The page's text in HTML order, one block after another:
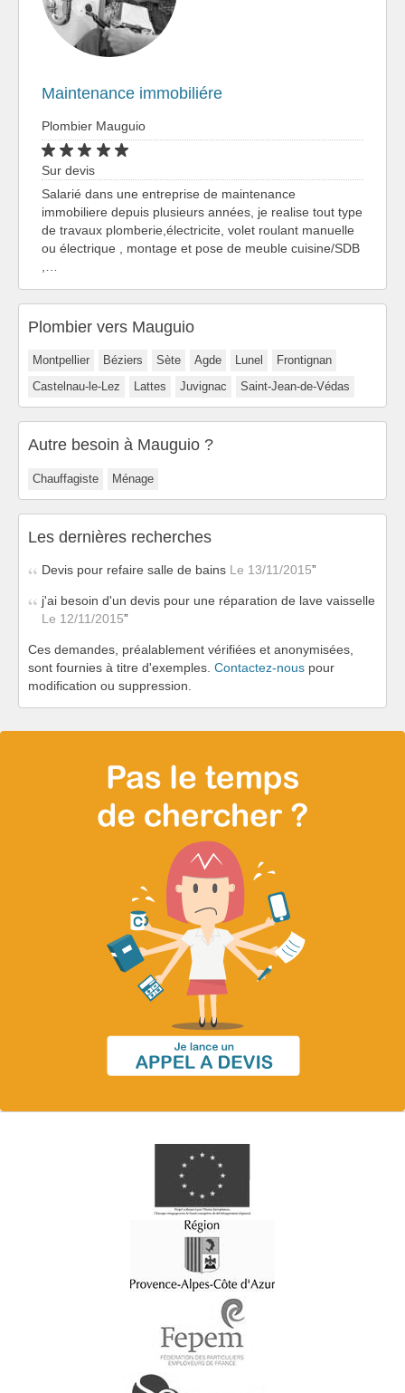
Maintenance immobiliére
Plombier Mauguio
Sur devis
Salarié dans une entreprise de maintenance
immobiliere depuis plusieurs années, je realise tout type
de travaux plomberie,électricite, volet roulant manuelle
ou électrique , montage et pose de meuble cuisine/SDB
Plombier vers Mauguio
Montpellier Béziers Sète Agde Lunel
Frontignan
Castelnau-le-Lez
Lattes Juvignac Saint-Jean-de-Védas
Autre besoin à Mauguio ?
Chauffagiste Ménage
Les dernières recherches
Devis pour refaire salle de bains Le 13/11/2015
j'ai besoin d'un devis pour une réparation de lave vaisselle
Le 12/11/2015
Ces demandes, préalablement vérifiées et anonymisées,
sont fournies à titre d'exemples. Contactez-nous pour
modification ou suppression.